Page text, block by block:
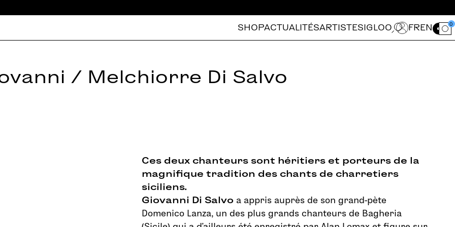
SHOPACTUALITÉSARTISTES IGLOO
Ouvrir le
FR EN 0
/ Melchiorre Di Salvo
Ces deux chanteurs sont héritiers et porteurs de la
magnifique tradition des chants de charretiers
siciliens.
Giovanni Di Salvo a appris auprès de son grand-pète
Domenico Lanza, un des plus grands chanteurs de Bagheria